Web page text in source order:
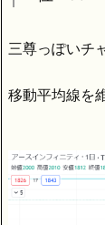
三尊っぽいチ
移動平均線を